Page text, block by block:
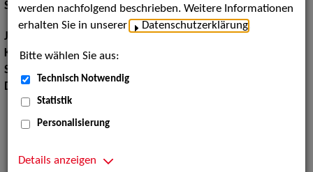
Schauspiel:Bühne
Jahrgang:
Körpergröße:180 cm
Sprachen:
Dialekte:
werden nachfolgend beschrieben. Weitere Informationen
erhalten Sie in unserer
Datenschutzerklärung
Bitte wählen Sie aus:
Technisch Notwendig
Statistik
Personalisierung
Details anzeigen